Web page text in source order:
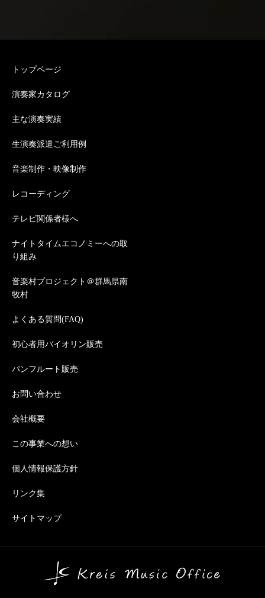
トップページ
演奏家カタログ
主な演奏実績
生演奏派遣ご利用例
音楽制作・映像制作
レコーディング
テレビ関係者様へ
ナイトタイムエコノミーへの取
り組み
音楽村プロジェクト＠群馬県南
牧村
よくある質問(FAQ)
初心者用バイオリン販売
パンフルート販売
お問い合わせ
会社概要
この事業への想い
個人情報保護方針
リンク集
サイトマップ